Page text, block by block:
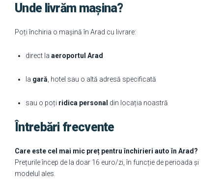
Unde livrăm mașina?
Poți închiria o mașină în Arad cu livrare:
direct la aeroportul Arad
la gară , hotel sau o altă adresă specificată
sau o poți ridica personal din locația noastră
Întrebări frecvente
Care este cel mai mic preț pentru închirieri auto în Arad?
Prețurile încep de la doar 16 euro/zi, în funcție de perioada și
modelul ales.